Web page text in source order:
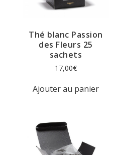
Thé blanc Passion
des Fleurs 25
sachets
17,00€
Ajouter au panier